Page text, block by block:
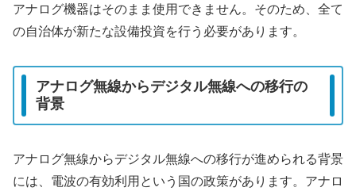
アナログ機器はそのまま使用できません。そのため、全て
の自治体が新たな設備投資を行う必要があります。
アナログ無線からデジタル無線への移行の
背景
アナログ無線からデジタル無線への移行が進められる背景
には、電波の有効利用という国の政策があります。アナロ